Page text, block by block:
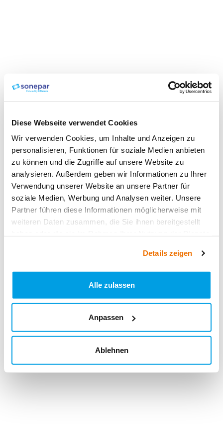
Diese Webseite verwendet Cookies
Wir verwenden Cookies, um Inhalte und Anzeigen zu
personalisieren, Funktionen für soziale Medien anbieten
zu können und die Zugriffe auf unsere Website zu
analysieren. Außerdem geben wir Informationen zu Ihrer
Verwendung unserer Website an unsere Partner für
soziale Medien, Werbung und Analysen weiter. Unsere
Partner führen diese Informationen möglicherweise mit
weiteren Daten zusammen, die Sie ihnen bereitgestellt
Details zeigen
Alle zulassen
Anpassen
Ablehnen